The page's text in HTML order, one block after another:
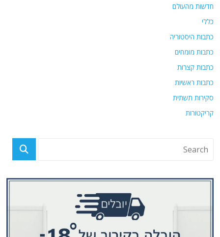
חדשות מהעולם
כללי
כתבות היסטוריה
כתבות מומחים
כתבות קצרות
כתבות ראשיות
סקירות תשתית
קריקטורות